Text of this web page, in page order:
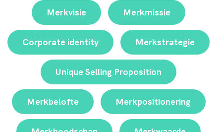
Merkvisie Merkmissie
Corporate identity Merkstrategie
Unique Selling Proposition
Merkbelofte Merkpositionering